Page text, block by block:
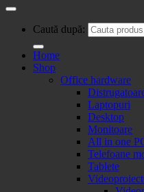
Caută după:
Home
Shop
Office hardware
Laptopuri
Desktop
Monitoare
All in one
Telefoane
Tablete